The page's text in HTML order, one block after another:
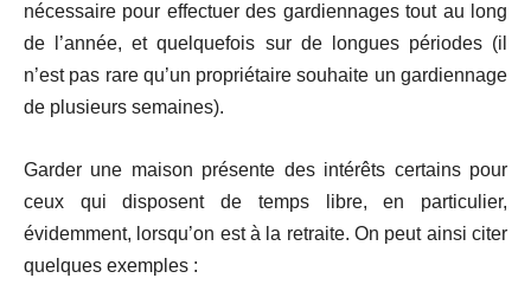
nécessaire pour effectuer des gardiennages tout au long
de l’année, et quelquefois sur de longues périodes (il
n’est pas rare qu’un propriétaire souhaite un gardiennage
de plusieurs semaines).
Garder une maison présente des intérêts certains pour
ceux qui disposent de temps libre, en particulier,
évidemment, lorsqu’on est à la retraite. On peut ainsi citer
quelques exemples :